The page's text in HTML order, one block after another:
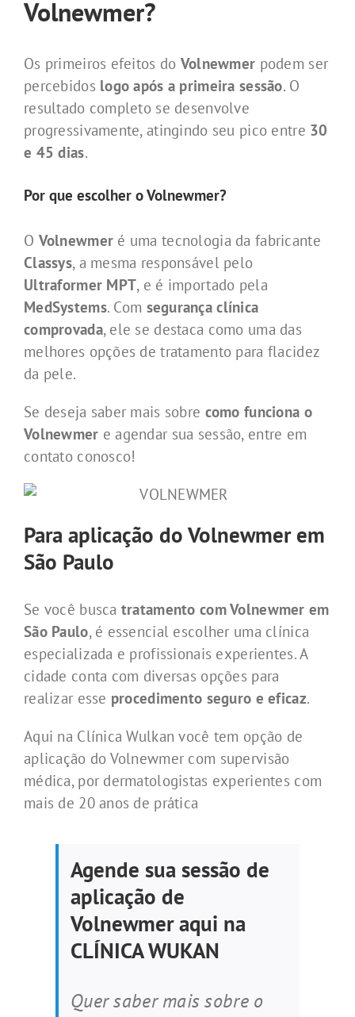
Volnewmer?
Os primeiros efeitos do Volnewmer podem ser
percebidos logo após a primeira sessão. O
resultado completo se desenvolve
progressivamente, atingindo seu pico entre 30
e 45 dias.
Por que escolher o Volnewmer?
O Volnewmer é uma tecnologia da fabricante
Classys, a mesma responsável pelo
Ultraformer MPT, e é importado pela
MedSystems. Com segurança clínica
comprovada, ele se destaca como uma das
melhores opções de tratamento para flacidez
da pele.
Se deseja saber mais sobre como funciona o
Volnewmer e agendar sua sessão, entre em
contato conosco!
Para aplicação do Volnewmer em
São Paulo
Se você busca tratamento com Volnewmer em
São Paulo, é essencial escolher uma clínica
especializada e profissionais experientes. A
cidade conta com diversas opções para
realizar esse procedimento seguro e eficaz.
Aqui na Clínica Wulkan você tem opção de
aplicação do Volnewmer com supervisão
médica, por dermatologistas experientes com
mais de 20 anos de prática
Agende sua sessão de
aplicação de
Volnewmer aqui na
CLÍNICA WUKAN
Quer saber mais sobre o